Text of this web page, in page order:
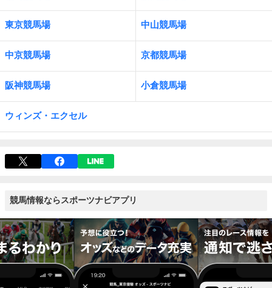
東京競馬場 中山競馬場
中京競馬場 京都競馬場
阪神競馬場 小倉競馬場
ウィンズ・エクセル
競馬情報ならスポーツナビアプリ